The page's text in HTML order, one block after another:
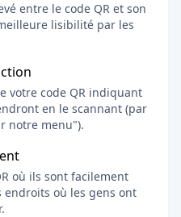
entre le code QR et son
lisibilité par les
votre code QR indiquant
en le scannant (par
notre menu").
où ils sont facilement
endroits où les gens ont